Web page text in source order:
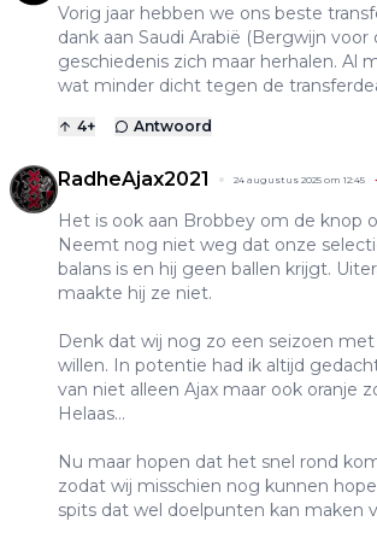
Vorig jaar hebben we ons beste
dank aan Saudi Arabië (Bergwijn voor
geschiedenis zich maar herhalen. Al
wat minder dicht tegen de
4+ Antwoord
RadheAjax2021 24 augustus 2025 om 12:45
Het is ook aan Brobbey om de knop
Neemt nog niet weg dat onze
balans is en hij geen ballen krijgt.
maakte hij ze niet.
Denk dat wij nog zo een seizoen
willen. In potentie had ik altijd
van niet alleen Ajax maar ook oranje
Helaas…
Nu maar hopen dat het snel rond
zodat wij misschien nog kunnen
spits dat wel doelpunten kan maken